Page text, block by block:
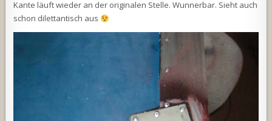
Kante läuft wieder an der originalen Stelle. Wunnerbar. Sieht auch
schon dilettantisch aus